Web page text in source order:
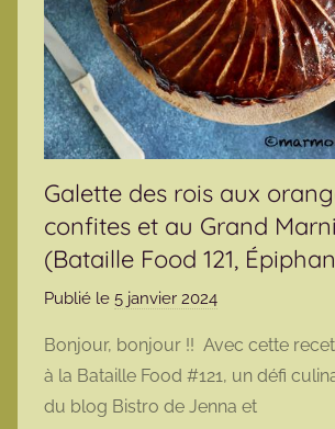
Galette des rois aux
confites et au Grand
(Bataille Food 121,
Publié le 5 janvier 2024
r
m
a
Bonjour, bonjour !! Avec cette
à la Bataille Food #121, un défi
du blog Bistro de Jenna et